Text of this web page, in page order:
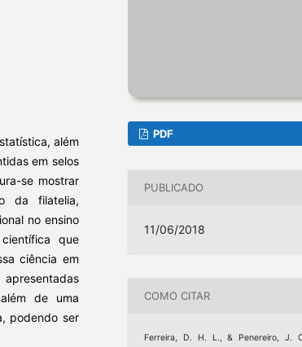
além
em selos
se mostrar
da filatelia,
no ensino
que
ciência em
de uma
podendo ser
PDF
PUBLICADO
11/06/2018
COMO CITAR
Ferreira, D. H. L., & Penereiro, J.